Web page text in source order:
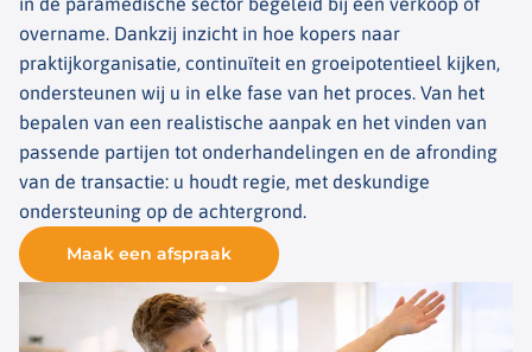
overname. Dankzij inzicht in hoe kopers naar
praktijkorganisatie, continuïteit en groeipotentieel kijken,
ondersteunen wij u in elke fase van het proces. Van het
bepalen van een realistische aanpak en het vinden van
passende partijen tot onderhandelingen en de afronding
van de transactie: u houdt regie, met deskundige
ondersteuning op de achtergrond.
Maak een afspraak